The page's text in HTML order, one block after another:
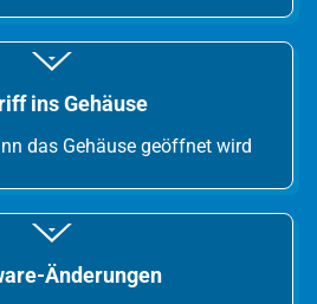
ins Gehäuse
das Gehäuse geöffnet wird
Änderungen